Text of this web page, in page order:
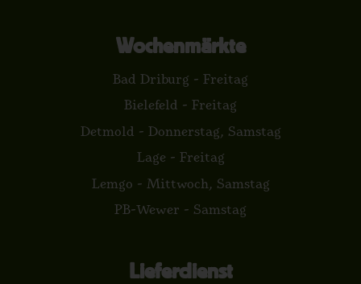
Wochenmärkte
Bad Driburg - Freitag
Bielefeld - Freitag
Detmold - Donnerstag, Samstag
Lage - Freitag
Lemgo - Mittwoch, Samstag
PB-Wewer - Samstag
Lieferdienst